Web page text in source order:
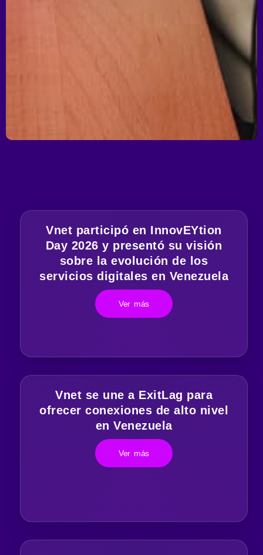
Vnet participó en InnovEYtion
Day 2026 y presentó su visión
sobre la evolución de los
servicios digitales en Venezuela
Ver más
Vnet se une a ExitLag para
ofrecer conexiones de alto nivel
en Venezuela
Ver más